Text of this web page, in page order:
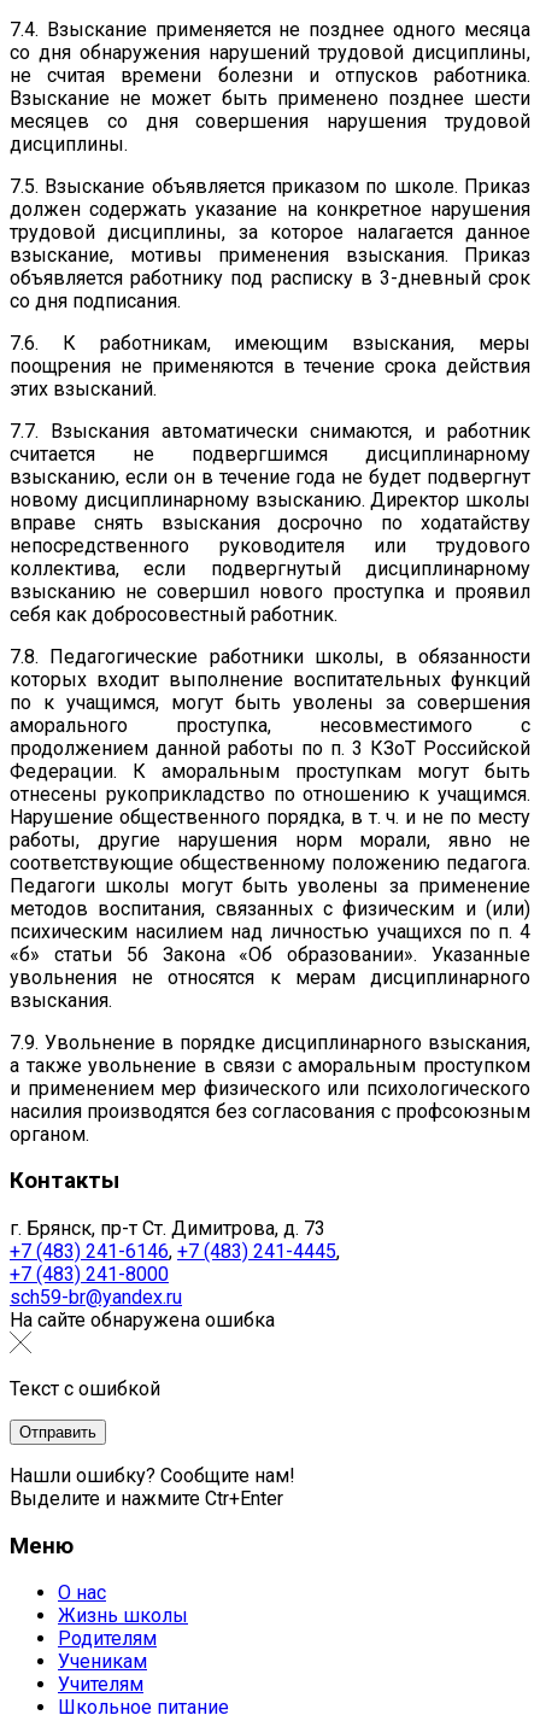
7.4. Взыскание применяется не позднее одного месяца
со дня обнаружения нарушений трудовой дисциплины,
не считая времени болезни и отпусков работника.
Взыскание не может быть применено позднее шести
месяцев со дня совершения нарушения трудовой
дисциплины.
7.5. Взыскание объявляется приказом по школе. Приказ
должен содержать указание на конкретное нарушения
трудовой дисциплины, за которое налагается данное
взыскание, мотивы применения взыскания. Приказ
объявляется работнику под расписку в 3-дневный срок
со дня подписания.
7.6. К работникам, имеющим взыскания, меры
поощрения не применяются в течение срока действия
этих взысканий.
7.7. Взыскания автоматически снимаются, и работник
считается не подвергшимся дисциплинарному
взысканию, если он в течение года не будет подвергнут
новому дисциплинарному взысканию. Директор школы
вправе снять взыскания досрочно по ходатайству
непосредственного руководителя или трудового
коллектива, если подвергнутый дисциплинарному
взысканию не совершил нового проступка и проявил
себя как добросовестный работник.
7.8. Педагогические работники школы, в обязанности
которых входит выполнение воспитательных функций
по к учащимся, могут быть уволены за совершения
аморального проступка, несовместимого с
продолжением данной работы по п. 3 КЗоТ Российской
Федерации. К аморальным проступкам могут быть
отнесены рукоприкладство по отношению к учащимся.
Нарушение общественного порядка, в т. ч. и не по месту
работы, другие нарушения норм морали, явно не
соответствующие общественному положению педагога.
Педагоги школы могут быть уволены за применение
методов воспитания, связанных с физическим и (или)
психическим насилием над личностью учащихся по п. 4
«б» статьи 56 Закона «Об образовании». Указанные
увольнения не относятся к мерам дисциплинарного
взыскания.
7.9. Увольнение в порядке дисциплинарного взыскания,
а также увольнение в связи с аморальным проступком
и применением мер физического или психологического
насилия производятся без согласования с профсоюзным
органом.
Контакты
г. Брянск, пр-т Ст. Димитрова, д. 73
+7 (483) 241-6146, +7 (483) 241-4445,
+7 (483) 241-8000
sch59-br@yandex.ru
На сайте обнаружена ошибка
Текст с ошибкой
Нашли ошибку? Сообщите нам!
Выделите и нажмите Ctr+Enter
Меню
О нас
Жизнь школы
Родителям
Ученикам
Учителям
Школьное питание